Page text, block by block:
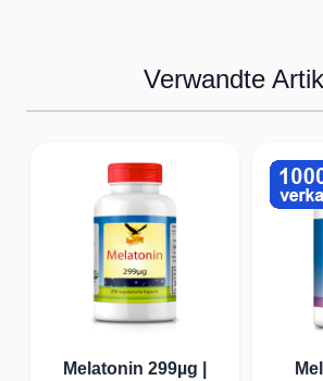
Verwandte
Melatonin 299µg |